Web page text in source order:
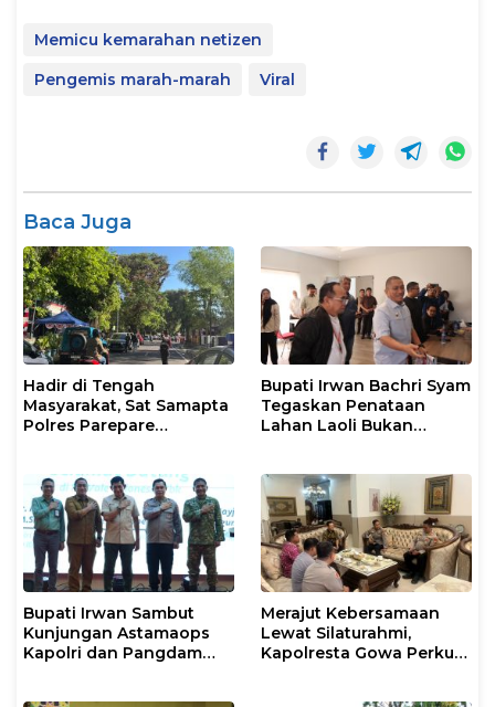
Memicu kemarahan netizen
Pengemis marah-marah
Viral
Baca Juga
Hadir di Tengah
Masyarakat, Sat Samapta
Polres Parepare
Bupati Irwan Bachri Syam
Tegaskan Penataan
Lahan Laoli Bukan
Bupati Irwan Sambut
Kunjungan Astamaops
Kapolri dan Pangdam
Merajut Kebersamaan
Lewat Silaturahmi,
Kapolresta Gowa Perkuat